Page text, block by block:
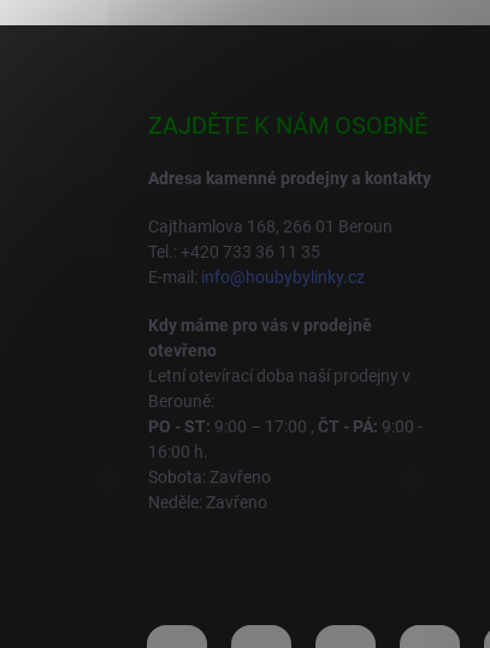
ZAJDĚTE K NÁM OSOBNĚ
Adresa kamenné prodejny a kontakty
Cajthamlova 168, 266 01 Beroun
Tel.: +420 733 36 11 35
E-mail: info@houbybylinky.cz
Kdy máme pro vás v prodejně
otevřeno
Letní otevírací doba naší prodejny v
Berouně:
PO - ST: 9:00 – 17:00 , ČT - PÁ: 9:00 -
16:00 h.
Sobota: Zavřeno
Neděle: Zavřeno